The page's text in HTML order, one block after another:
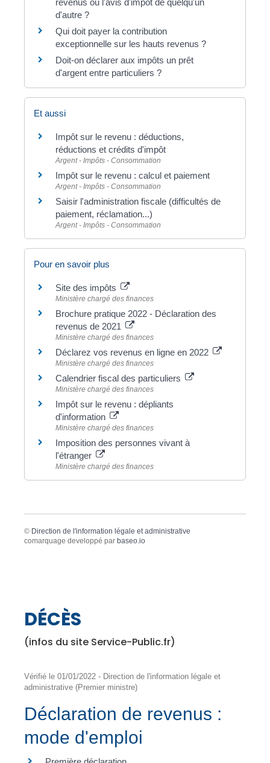
d'autre ?
Qui doit payer la contribution
exceptionnelle sur les hauts revenus ?
Doit-on déclarer aux impôts un prêt
d'argent entre particuliers ?
Et aussi
Impôt sur le revenu : déductions,
réductions et crédits d'impôt
Argent - Impôts - Consommation
Impôt sur le revenu : calcul et paiement
Argent - Impôts - Consommation
Saisir l'administration fiscale (difficultés de
paiement, réclamation...)
Argent - Impôts - Consommation
Pour en savoir plus
Site des impôts
Ministère chargé des finances
Brochure pratique 2022 - Déclaration des
revenus de 2021
Ministère chargé des finances
Déclarez vos revenus en ligne en 2022
Ministère chargé des finances
Calendrier fiscal des particuliers
Ministère chargé des finances
Impôt sur le revenu : dépliants
d'information
Ministère chargé des finances
Imposition des personnes vivant à
l'étranger
Ministère chargé des finances
© Direction de l'information légale et administrative
comarquage developpé par baseo.io
DÉCÈS
(infos du site Service-Public.fr)
Vérifié le 01/01/2022 - Direction de l'information légale et
administrative (Premier ministre)
Déclaration de revenus :
mode d'emploi